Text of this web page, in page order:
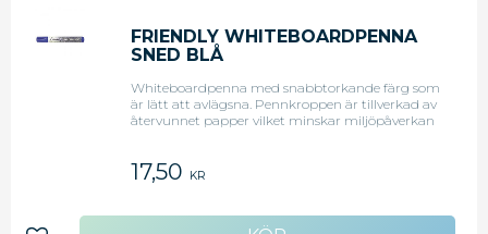
FRIENDLY WHITEBOARDPENNA
SNED BLÅ
Whiteboardpenna med snabbtorkande färg som
är lätt att avlägsna. Pennkroppen är tillverkad av
återvunnet papper vilket minskar miljöpåverkan
17,50 KR